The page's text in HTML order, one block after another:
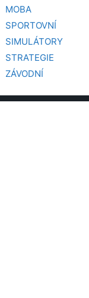
MOBA
SPORTOVNÍ
SIMULÁTORY
STRATEGIE
ZÁVODNÍ